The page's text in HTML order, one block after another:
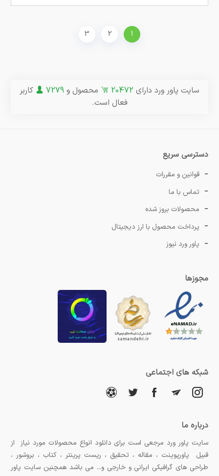
1
2
3
سایت پاور ورد دارای 20472 محصول و 7279
کاربر
فعال است.
دسترسی سریع
قوانین و مقررات
تماس با ما
محصولات بروز شده
پرداخت محصول با ارز دیجیتال
پاور ورد نیوز
مجوزها
شبکه های اجتماعی
درباره ما
سایت پاور ورد مرجعی است برای دانلود انواع محصولات مورد نیاز از
قبیل پاورپوینت ، مقاله ، تحقیق ، ریست پرینتر ، کتاب ، بروشور ،
طراحی های گرافیکی ایرانی و خارجی و... می باشد همچنین سایت پاور